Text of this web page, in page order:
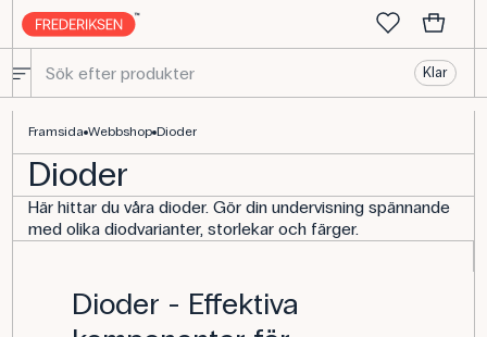
Klar
Framsida Webbshop Dioder
Dioder
Här hittar du våra dioder. Gör din undervisning spännande
med olika diodvarianter, storlekar och färger.
Dioder - Effektiva